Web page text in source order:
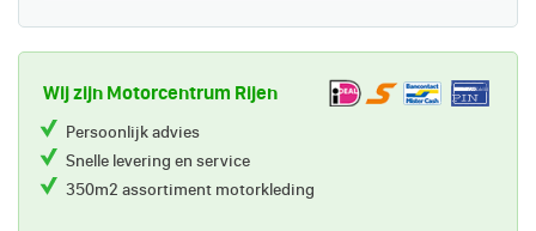
Wij zijn Motorcentrum Rijen
Persoonlijk advies
Snelle levering en service
350m2 assortiment motorkleding